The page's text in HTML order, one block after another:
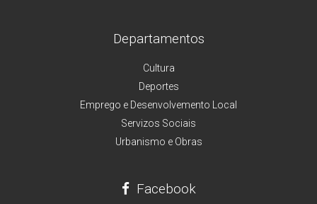
Departamentos
Cultura
Deportes
Emprego e Desenvolvemento Local
Servizos Sociais
Urbanismo e Obras
Facebook